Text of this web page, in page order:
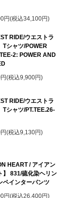
円(税込34,100円)
RIDE/ウエストラ
Tシャツ/POWER
2: POWER AND
(税込9,900円)
RIDE/ウエストラ
Tシャツ/PT.TEE.26-
(税込9,130円)
HEART / アイアン
】 831/硫化染ヘリン
ペインターパンツ
円(税込26,400円)